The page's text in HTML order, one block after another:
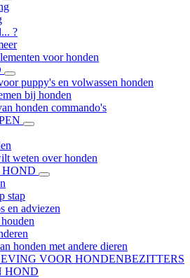
?
voor honden
puppy's en volwassen honden
bij honden
honden commando's
weten over honden
stap
en adviezen
honden met andere dieren
VOOR HONDENBEZITTERS
HOND